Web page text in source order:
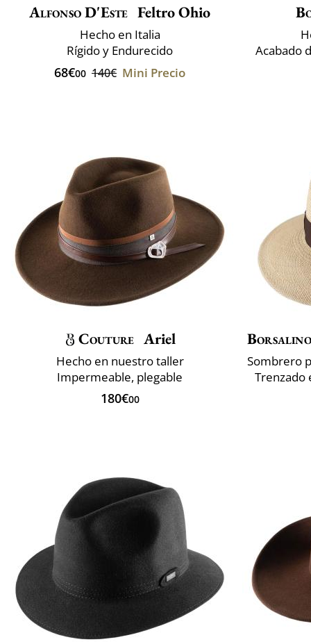
Alfonso D'Este Feltro Ohio
Hecho en Italia
Rígido y Endurecido
68€00 140€ Mini Precio
Acabado
Couture Ariel
Hecho en nuestro taller
Impermeable, plegable
180€00
Borsalino
Trenzado